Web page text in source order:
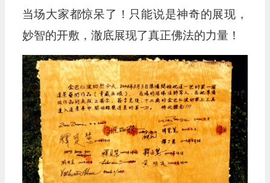
当场大家都惊呆了！只能说是神奇的展现，
妙智的开敷，澈底展现了真正佛法的力量！